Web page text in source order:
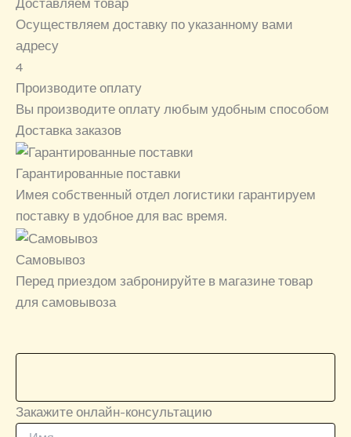
Осуществляем доставку по указанному вами
адресу
4
Производите оплату
Вы производите оплату любым удобным способом
Доставка заказов
Гарантированные поставки
Имея собственный отдел логистики гарантируем
поставку в удобное для вас время.
Самовывоз
Перед приездом забронируйте в магазине товар
для самовывоза
Закажите онлайн-консультацию